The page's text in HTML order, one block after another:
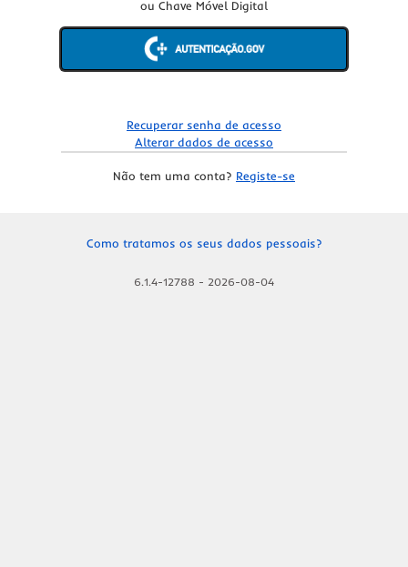
ou Chave Móvel Digital
Recuperar senha de acesso
Alterar dados de acesso
Não tem uma conta? Registe-se
Como tratamos os seus dados pessoais?
6.1.4-12788 - 2026-08-04